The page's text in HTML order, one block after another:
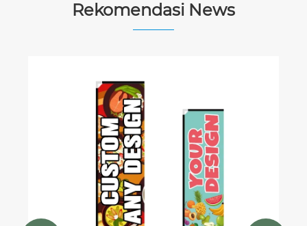
Rekomendasi News
Panggunaan tents pameran
Ndeleng Liyane >>